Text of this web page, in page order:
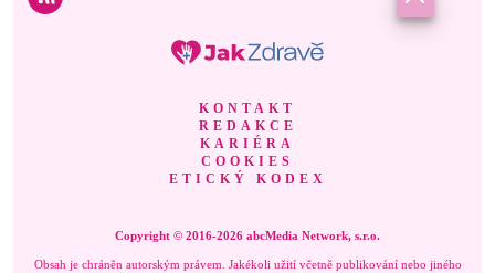
KONTAKT
REDAKCE
KARIÉRA
COOKIES
ETICKÝ KODEX
Copyright © 2016-2026 abcMedia Network, s.r.o.
Obsah je chráněn autorským právem. Jakékoli užití včetně publikování nebo jiného